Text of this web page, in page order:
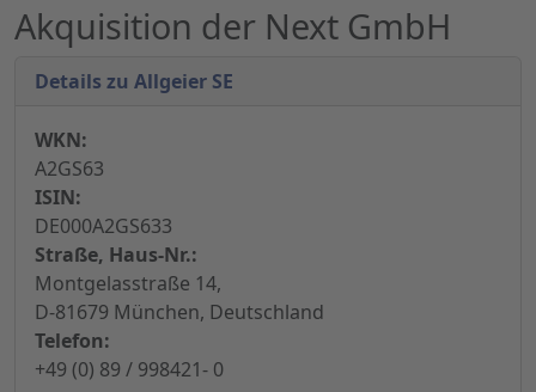
Akquisition der Next GmbH
Details zu Allgeier SE
WKN:
A2GS63
ISIN:
DE000A2GS633
Straße, Haus-Nr.:
Montgelasstraße 14,
D-81679 München, Deutschland
Telefon:
+49 (0) 89 / 998421- 0